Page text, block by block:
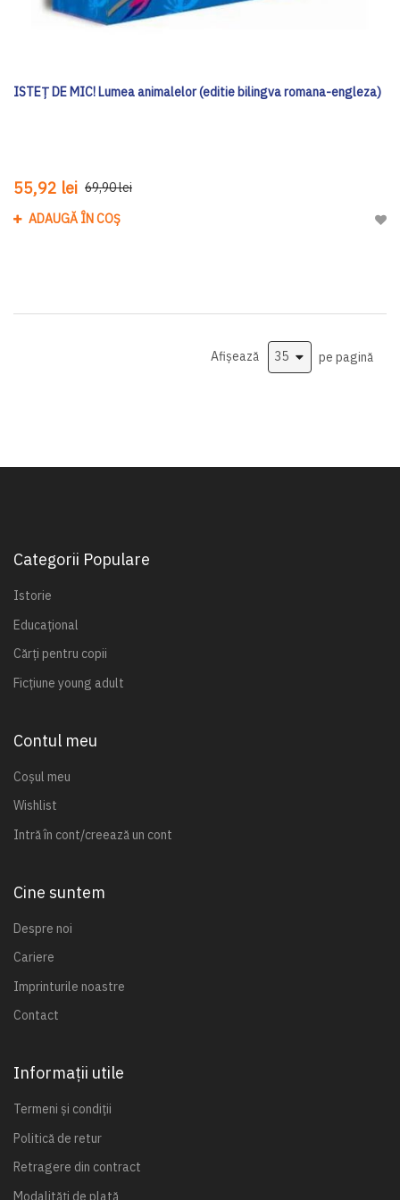
ISTEȚ DE MIC! Lumea animalelor (editie bilingva romana-engleza)
55,92 lei 69,90 lei
ADAUGĂ ÎN COȘ
Afișează pe pagină
Categorii Populare
Istorie
Educațional
Cărți pentru copii
Ficțiune young adult
Contul meu
Coșul meu
Wishlist
Intră în cont/creează un cont
Cine suntem
Despre noi
Cariere
Imprinturile noastre
Contact
Informații utile
Termeni și condiții
Politică de retur
Retragere din contract
Modalități de plată